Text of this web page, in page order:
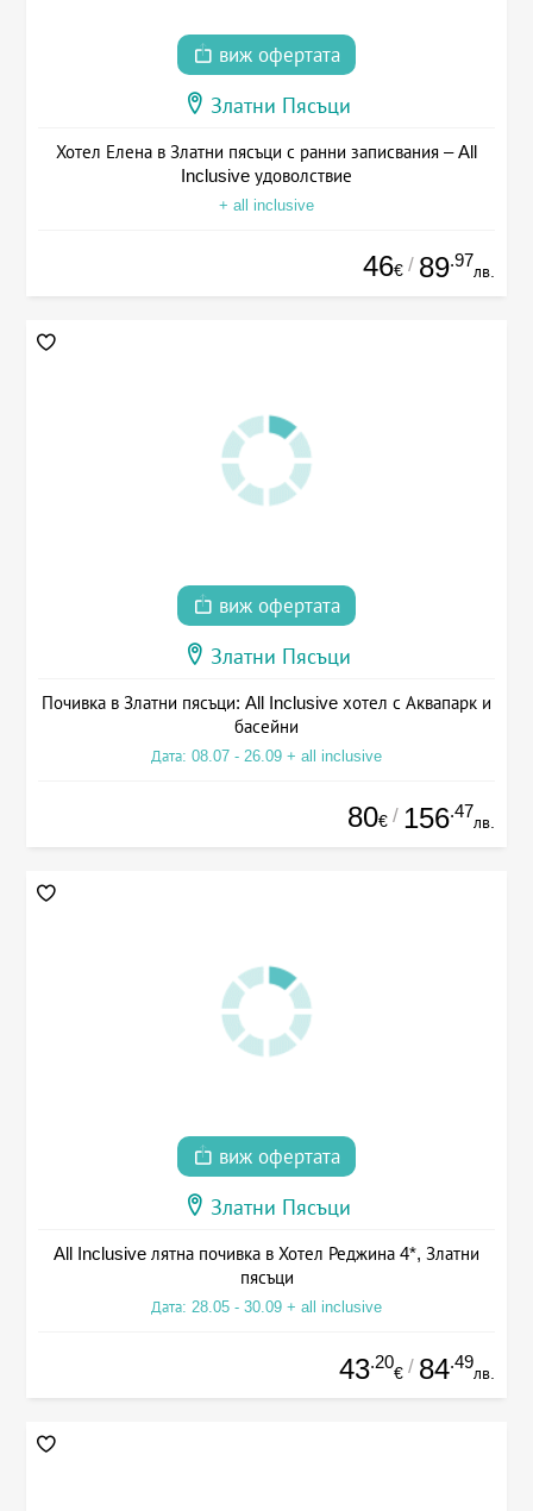
виж офертата
Златни Пясъци
Хотел Елена в Златни пясъци с ранни записвания – All
Inclusive удоволствие
+ all inclusive
46€ / 89.97
лв.
виж офертата
Златни Пясъци
Почивка в Златни пясъци: All Inclusive хотел с Аквапарк и
басейни
Дата: 08.07 - 26.09 + all inclusive
80€ / 156.47
лв.
виж офертата
Златни Пясъци
All Inclusive лятна почивка в Хотел Реджина 4*, Златни
пясъци
Дата: 28.05 - 30.09 + all inclusive
43.20
€ / 84.49
лв.